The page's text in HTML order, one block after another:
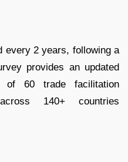
every 2 years, following a
provides an updated
of 60 trade facilitation
140+ countries